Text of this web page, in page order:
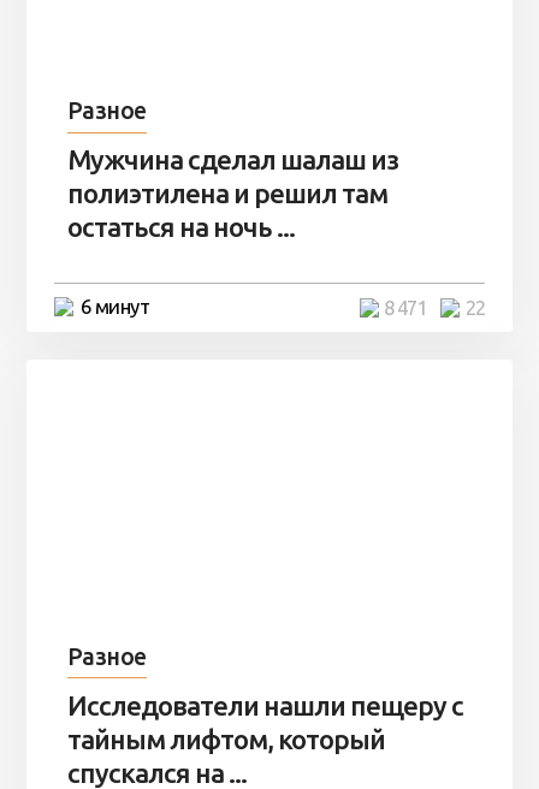
Разное
Мужчина сделал шалаш из
полиэтилена и решил там
остаться на ночь ...
6 минут 22
8 471
Разное
Исследователи нашли пещеру с
тайным лифтом, который
спускался на ...